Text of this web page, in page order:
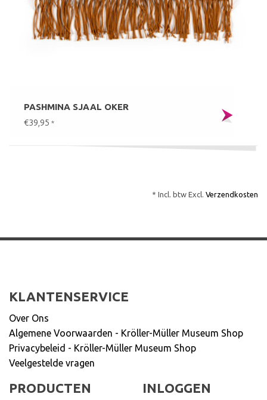
PASHMINA SJAAL OKER
€39,95 *
* Incl. btw Excl. Verzendkosten
KLANTENSERVICE
Over Ons
Algemene Voorwaarden - Kröller-Müller Museum Shop
Privacybeleid - Kröller-Müller Museum Shop
Veelgestelde vragen
PRODUCTEN INLOGGEN